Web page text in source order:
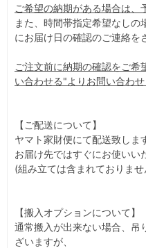
ご希望の納期がある場合は、
また、時間帯指定希望なし
にお届け日の確認のご連絡を
ご注文前に納期の確認をご
い合わせる"よりお問い合わせ
【ご配送について】
ヤマト家財便にて配送致しま
お届け先ではすぐにお使いい
(組み立ては含まれておりませ
【搬入オプションについて】
通常搬入が出来ない場合、吊
ざいますが、